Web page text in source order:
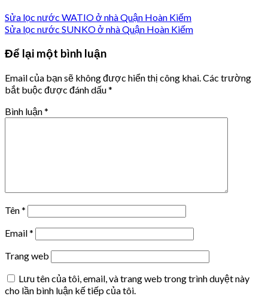
Sửa lọc nước WATIO ở nhà Quận Hoàn Kiếm
Sửa lọc nước SUNKO ở nhà Quận Hoàn Kiếm
Để lại một bình luận
Email của bạn sẽ không được hiển thị công khai. Các trường
bắt buộc được đánh dấu*
Bình luận*
Tên*
Email*
Trang web
Lưu tên của tôi, email, và trang web trong trình duyệt này
cho lần bình luận kế tiếp của tôi.